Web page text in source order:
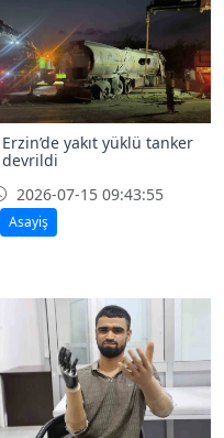
Erzin’de yakıt yüklü tanker
devrildi
2026-07-15 09:43:55
Asayiş